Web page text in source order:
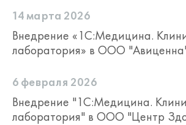
14 марта 2026
Внедрение «1С:Медицина.
лаборатория» в ООО
6 февраля 2026
Внедрение "1С:Медицина.
лаборатория" в ООО "Центр